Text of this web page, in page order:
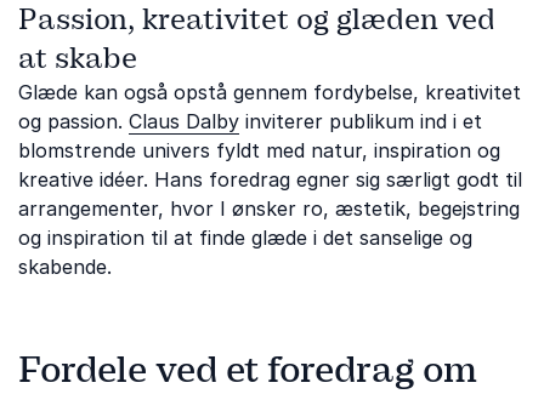
Passion, kreativitet og glæden ved
at skabe
Glæde kan også opstå gennem fordybelse, kreativitet
og passion. Claus Dalby inviterer publikum ind i et
blomstrende univers fyldt med natur, inspiration og
kreative idéer. Hans foredrag egner sig særligt godt til
arrangementer, hvor I ønsker ro, æstetik, begejstring
og inspiration til at finde glæde i det sanselige og
skabende.
Fordele ved et foredrag om